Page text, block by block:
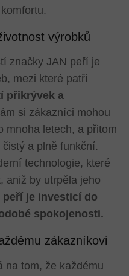
výrobků
značky JAN peří je
mezi které patří
přikrývek a
si zákazníci mohou
mnoha letech, a přitom
a plně funkční.
technologie, které
aniž by utrpěla jeho
peří je investicí do
spokojenosti.
zákazníkovi
na tom, že každému